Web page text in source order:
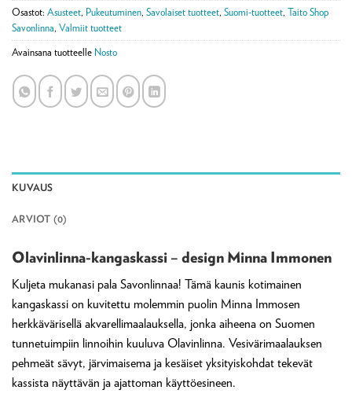
Osastot: Asusteet, Pukeutuminen, Savolaiset tuotteet, Suomi-tuotteet, Taito Shop
Savonlinna, Valmiit tuotteet
Avainsana tuotteelle Nosto
KUVAUS
ARVIOT (0)
Olavinlinna-kangaskassi – design Minna Immonen
Kuljeta mukanasi pala Savonlinnaa! Tämä kaunis kotimainen
kangaskassi on kuvitettu molemmin puolin Minna Immosen
herkkävärisellä akvarellimaalauksella, jonka aiheena on Suomen
tunnetuimpiin linnoihin kuuluva Olavinlinna. Vesivärimaalauksen
pehmeät sävyt, järvimaisema ja kesäiset yksityiskohdat tekevät
kassista näyttävän ja ajattoman käyttöesineen.